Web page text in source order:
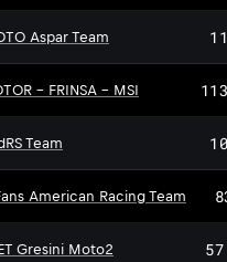
Aspar Team
- FRINSA - MSI
Team
American Racing Team
Gresini Moto2